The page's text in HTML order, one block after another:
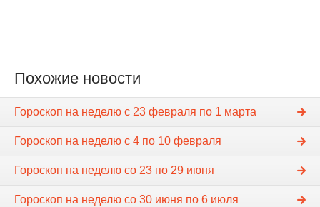
Похожие новости
Гороскоп на неделю c 23 февраля по 1 марта
Гороскоп на неделю c 4 по 10 февраля
Гороскоп на неделю co 23 по 29 июня
Гороскоп на неделю co 30 июня по 6 июля